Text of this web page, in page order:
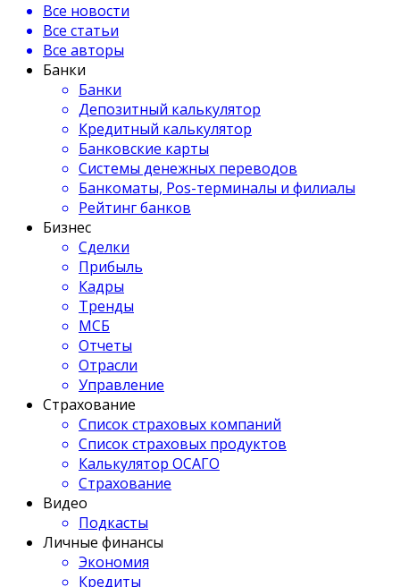
Все новости
Все статьи
Все авторы
Банки
Банки
Депозитный калькулятор
Кредитный калькулятор
Банковские карты
Системы денежных переводов
Банкоматы, Pos-терминалы и филиалы
Рейтинг банков
Бизнес
Сделки
Прибыль
Кадры
Тренды
МСБ
Отчеты
Отрасли
Управление
Страхование
Список страховых компаний
Список страховых продуктов
Калькулятор ОСАГО
Страхование
Видео
Подкасты
Личные финансы
Экономия
Кредиты